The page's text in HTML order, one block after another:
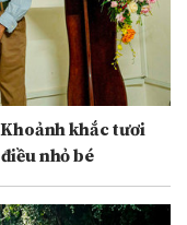
khắc tươi
nhỏ bé